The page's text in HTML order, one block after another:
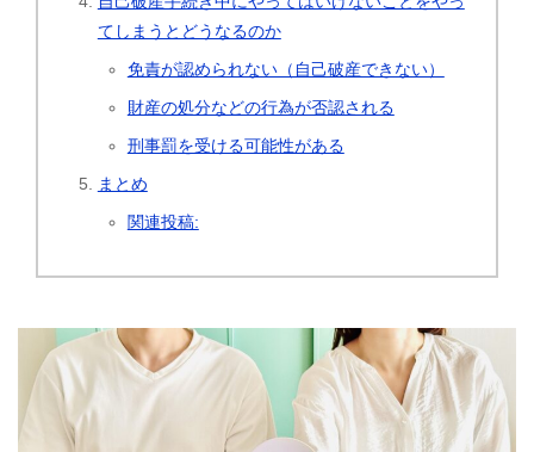
てしまうとどうなるのか
免責が認められない（自己破産できない）
財産の処分などの行為が否認される
刑事罰を受ける可能性がある
まとめ
関連投稿: